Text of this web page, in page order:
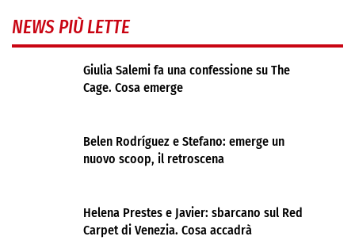
NEWS PIÙ LETTE
Giulia Salemi fa una confessione su The
Cage. Cosa emerge
Belen Rodríguez e Stefano: emerge un
nuovo scoop, il retroscena
Helena Prestes e Javier: sbarcano sul Red
Carpet di Venezia. Cosa accadrà